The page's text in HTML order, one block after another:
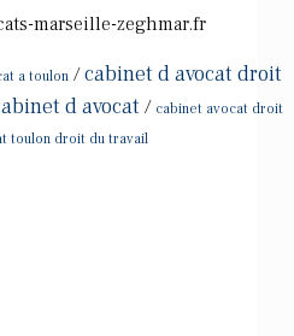
marseille-zeghmar.fr
a toulon /cabinet d avocat droit
d avocat / cabinet avocat droit
toulon droit du travail